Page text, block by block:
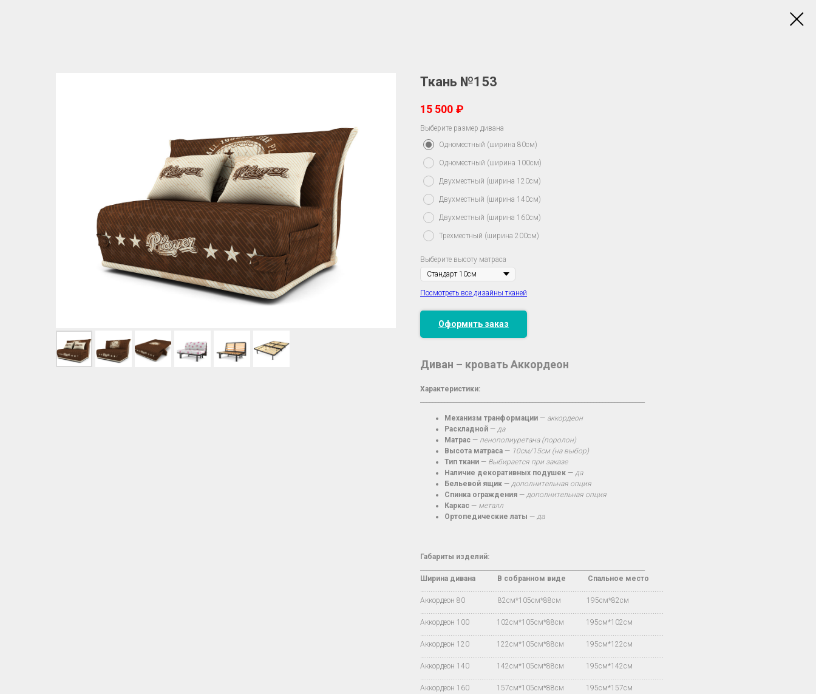
Ткань №153
15 500 ₽
Выберите размер дивана
Одноместный (ширина 80см)
Одноместный (ширина 100см)
Двухместный (ширина 120см)
Двухместный (ширина 140см)
Двухместный (ширина 160см)
Трехместный (ширина 200см)
Выберите высоту матраса
Посмотреть все дизайны тканей
Оформить заказ
Диван – кровать Аккордеон
Характеристики:
Механизм транформации — аккордеон
Раскладной — да
Матрас — пенополиуретана (поролон)
Высота матраса — 10см/15см (на выбор)
Тип ткани — Выбирается при заказе
Наличие декоративных подушек — да
Бельевой ящик — дополнительная опция
Спинка ограждения — дополнительная опция
Каркас — металл
Ортопедические латы — да
Габариты изделий:
Ширина дивана
В собранном виде Спальное место
…...................................................................................................................................
Аккордеон 80 82см*105см*88см 195см*82см
…...................................................................................................................................
Аккордеон 100 102см*105см*88см 195см*102см
…...................................................................................................................................
Аккордеон 120 122см*105см*88см 195см*122см
…...................................................................................................................................
Аккордеон 140 142см*105см*88см 195см*142см
…...................................................................................................................................
Аккордеон 160 157см*105см*88см 195см*157см